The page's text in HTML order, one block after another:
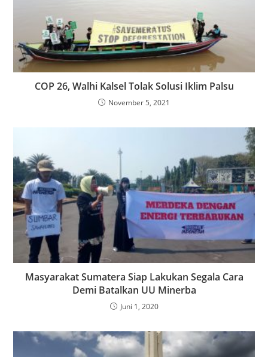
COP 26, Walhi Kalsel Tolak Solusi Iklim Palsu
November 5, 2021
Masyarakat Sumatera Siap Lakukan Segala Cara
Demi Batalkan UU Minerba
Juni 1, 2020